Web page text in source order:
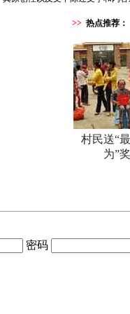
>> 热点推荐：
村民送“
为”奖
密码